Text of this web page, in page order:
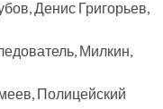
Денис Григорьев,
Милкин,
Полицейский